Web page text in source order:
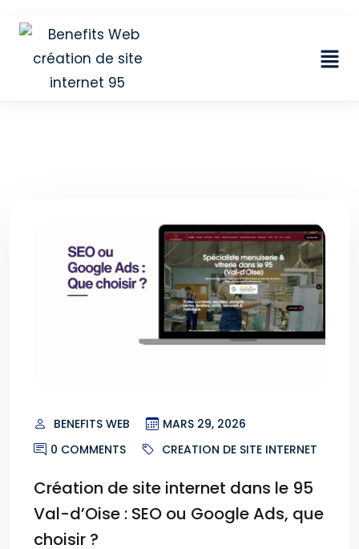
BENEFITS WEB
MARS 29, 2026
0 COMMENTS
CREATION DE SITE INTERNET
Création de site internet dans le 95
Val-d’Oise : SEO ou Google Ads, que
choisir ?